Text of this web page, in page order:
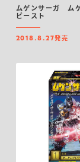
ムゲンサーガ ム
ビースト
2018.8.27発売